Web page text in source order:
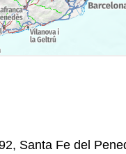
Santa Fe del